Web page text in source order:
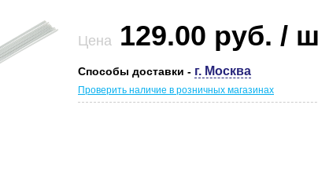
Цена 129.00 руб. /
Способы доставки - г. Москва
Проверить наличие в розничных магазинах